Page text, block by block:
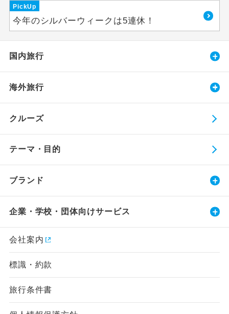
PickUp
今年のシルバーウィークは5連休！
国内旅行
海外旅行
クルーズ
テーマ・目的
ブランド
企業・学校・団体向けサービス
会社案内
標識・約款
旅行条件書